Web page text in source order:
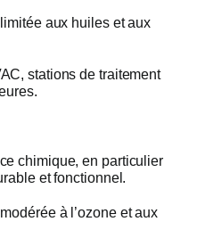
aux huiles et aux
stations de traitement
chimique, en particulier
et fonctionnel.
à l’ozone et aux